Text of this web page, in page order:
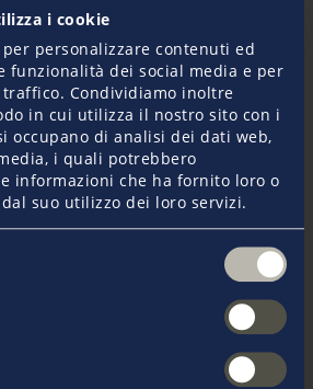
i cookie
personalizzare contenuti ed
funzionalità dei social media e per
Condividiamo inoltre
in cui utilizza il nostro sito con i
occupano di analisi dei dati web,
i quali potrebbero
informazioni che ha fornito loro o
suo utilizzo dei loro servizi.
pontili è dotata di anelli o
fissate le cime d'ormeggio. Le
a “doppino” oppure a “bocca
assicurarsi che la cima sia
per consentire le regolazioni
Inoltre, bisogna fare
un livello di tensione
allentato né troppo teso, per
l'usura delle cime, evitate
si trascinino sulla banchina.
pensare di proteggere le cime
tagliati.
può essere utilizzata sulla bitta, in